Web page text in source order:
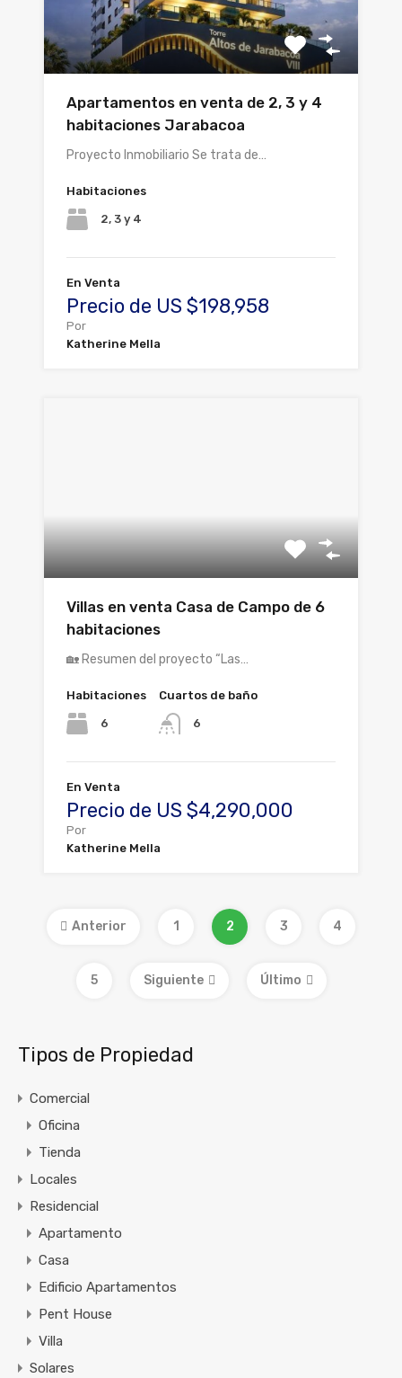
Apartamentos en venta de 2, 3 y 4
habitaciones Jarabacoa
Proyecto Inmobiliario Se trata de…
Habitaciones
2, 3 y 4
En Venta
Precio de US $198,958
Por
Katherine Mella
Villas en venta Casa de Campo de 6
habitaciones
🏡 Resumen del proyecto “Las…
Habitaciones
6
Cuartos de baño
6
En Venta
Precio de US $4,290,000
Por
Katherine Mella
Anterior 1 2 3 4
5 Siguiente Último
Tipos de Propiedad
Comercial
Oficina
Tienda
Locales
Residencial
Apartamento
Casa
Edificio Apartamentos
Pent House
Villa
Solares